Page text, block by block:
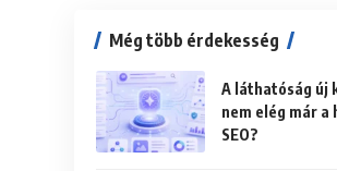
Még több érdekesség
A láthatóság új
nem elég már a
SEO?